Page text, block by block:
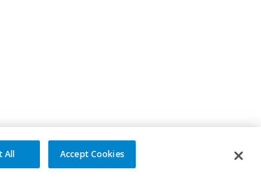
All Accept Cookies